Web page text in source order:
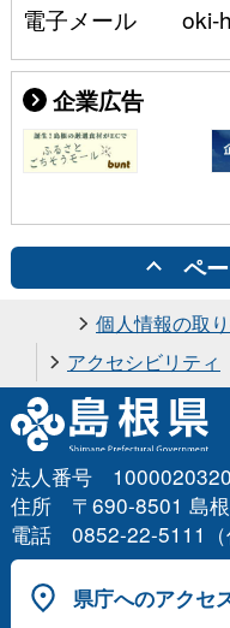
電子メール oki-
企業広告
ペ
個人情報の取
アクセシビリティ
法人番号
住所 〒690-8501 島
電話 0852-22-5111（
県庁へのアクセ